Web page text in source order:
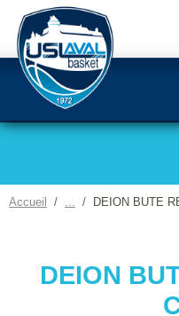
Accueil DEION BUTE
DEION
Panneau de gestion des